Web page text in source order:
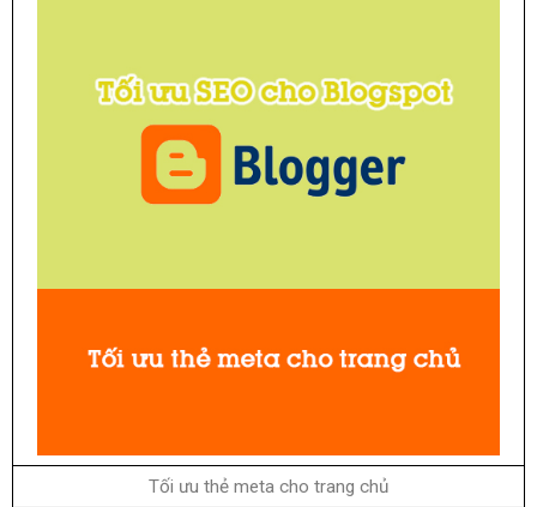
Tối ưu thẻ meta cho trang chủ